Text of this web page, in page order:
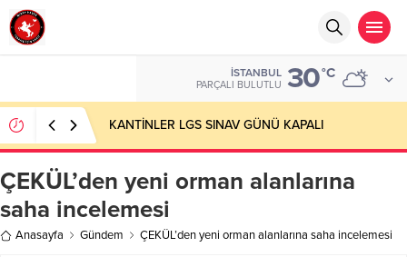
İSTANBUL
PARÇALI BULUTLU 30°C
KANTİNLER LGS SINAV GÜNÜ KAPALI
ÇEKÜL’den yeni orman alanlarına
saha incelemesi
Anasayfa Gündem ÇEKÜL’den yeni orman alanlarına saha incelemesi